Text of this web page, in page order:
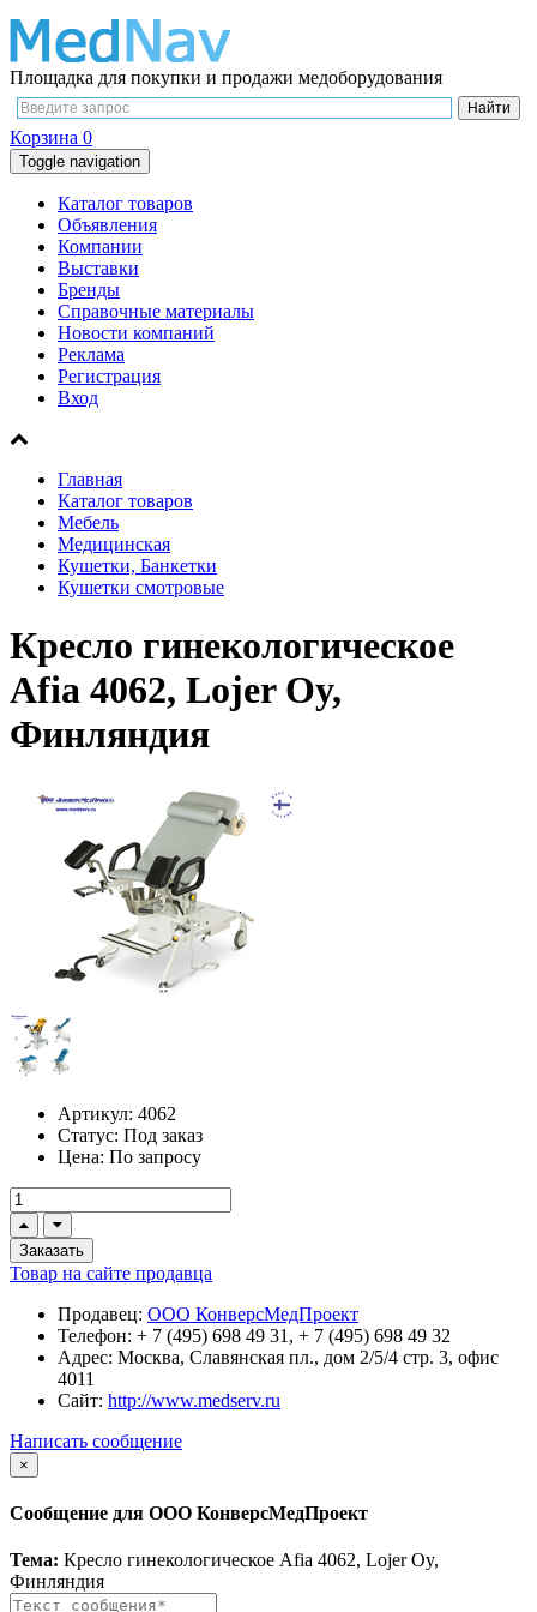
Площадка для покупки и продажи медоборудования
Корзина 0
Toggle navigation
Каталог товаров
Объявления
Компании
Выставки
Бренды
Справочные материалы
Новости компаний
Реклама
Регистрация
Вход
Главная
Каталог товаров
Мебель
Медицинская
Кушетки, Банкетки
Кушетки смотровые
Кресло гинекологическое
Afia 4062, Lojer Oy,
Финляндия
Артикул: 4062
Статус: Под заказ
Цена: По запросу
Заказать
Товар на сайте продавца
Продавец: ООО КонверсМедПроект
Телефон: + 7 (495) 698 49 31, + 7 (495) 698 49 32
Адрес: Москва, Славянская пл., дом 2/5/4 стр. 3, офис
4011
Сайт: http://www.medserv.ru
Написать сообщение
×
Сообщение для ООО КонверсМедПроект
Тема: Кресло гинекологическое Afia 4062, Lojer Oy,
Финляндия